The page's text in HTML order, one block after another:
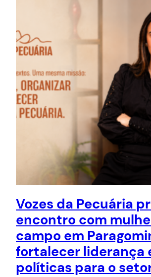
Vozes da Pecuária
encontro com
campo em
fortalecer liderança
políticas para o